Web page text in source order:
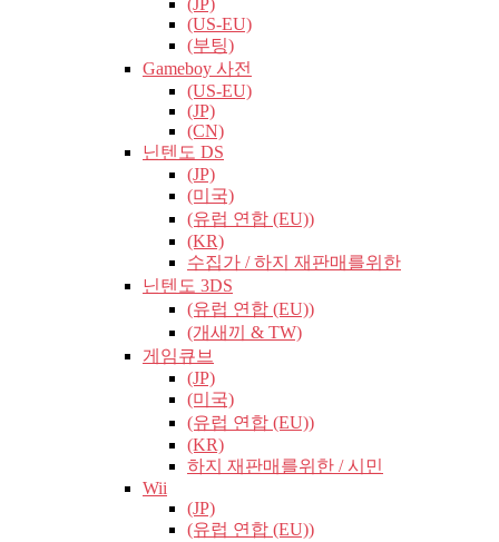
(JP)
(US-EU)
(부팅)
Gameboy 사전
(US-EU)
(JP)
(CN)
닌텐도 DS
(JP)
(미국)
(유럽​​ 연합 (EU))
(KR)
수집가 / 하지 재판매를위한
닌텐도 3DS
(유럽​​ 연합 (EU))
(개새끼 & TW)
게임큐브
(JP)
(미국)
(유럽​​ 연합 (EU))
(KR)
하지 재판매를위한 / 시민
Wii
(JP)
(유럽​​ 연합 (EU))